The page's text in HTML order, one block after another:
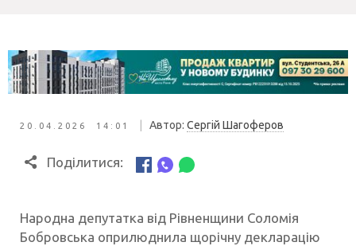
20.04.2026 14:01 Автор: Сергій Шагоферов
Поділитися:
Народна депутатка від Рівненщини Соломія
Бобровська оприлюднила щорічну декларацію